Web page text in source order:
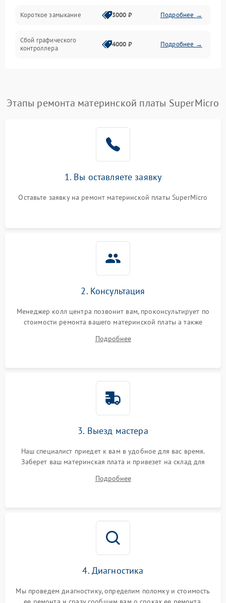
Короткое замыкание 3000 ₽ Подробнее →
Сбой графического
контроллера
4000 ₽ Подробнее →
Этапы ремонта материнской платы SuperMicro
1. Вы оставляете заявку
Оставьте заявку на ремонт материнской платы SuperMicro
2. Консультация
Менеджер колл центра позвонит вам, проконсультирует по
стоимости ремонта вашего материнской платы а также
Подробнее
3. Выезд мастера
Наш специалист приедет к вам в удобное для вас время.
Заберет ваш материнская плата и привезет на склад для
Подробнее
4. Диагностика
Мы проведем диагностику, определим поломку и стоимость